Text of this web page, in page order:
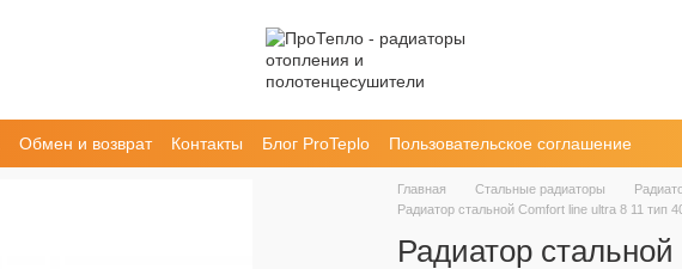
Обмен и возврат Контакты Блог ProTeplo Пользовательское соглашение
Главная Стальные радиаторы
Радиатор стальной Comfort line ultra 8 11 тип
Радиатор